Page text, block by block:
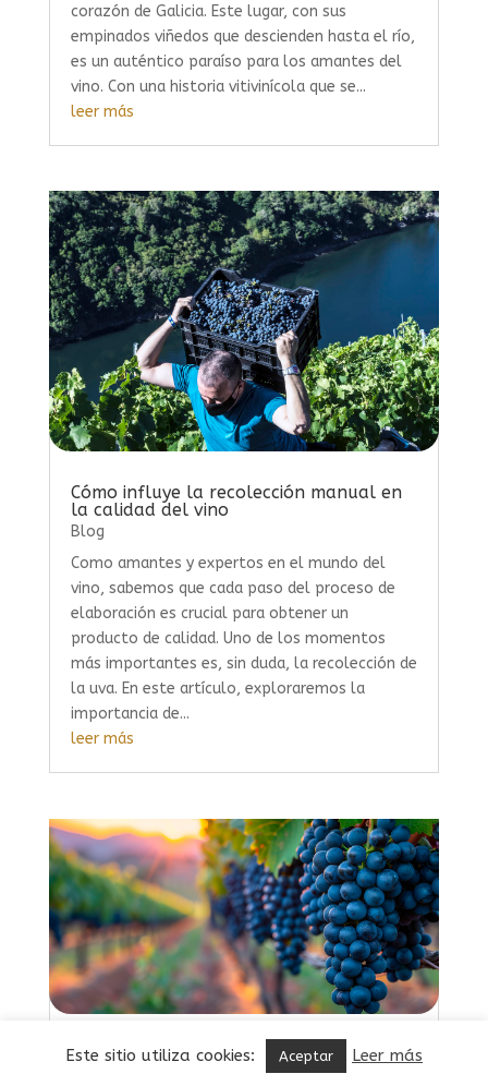
corazón de Galicia. Este lugar, con sus
empinados viñedos que descienden hasta el río,
es un auténtico paraíso para los amantes del
vino. Con una historia vitivinícola que se...
leer más
Cómo influye la recolección manual en
la calidad del vino
Blog
Como amantes y expertos en el mundo del
vino, sabemos que cada paso del proceso de
elaboración es crucial para obtener un
producto de calidad. Uno de los momentos
más importantes es, sin duda, la recolección de
la uva. En este artículo, exploraremos la
importancia de...
leer más
Uvas autóctonas de Ribeira Sacra y su
importancia en los vinos
Este sitio utiliza cookies: Aceptar Leer más